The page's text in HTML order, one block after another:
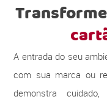
A entrada do seu
com sua marca ou
demonstra